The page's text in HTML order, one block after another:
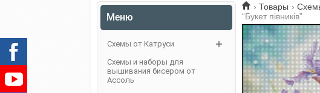
› Товары ›
“Букет півників”
Меню
Схемы от Катруси
Схемы и наборы для
вышивания бисером от
Ассоль